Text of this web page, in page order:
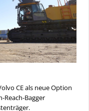
CE als neue Option
Bagger